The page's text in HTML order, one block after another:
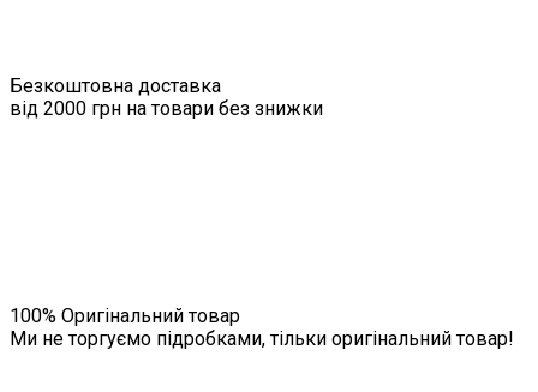
Безкоштовна доставка
від 2000 грн на товари без знижки
100% Оригінальний товар
Ми не торгуємо підробками, тільки оригінальний товар!